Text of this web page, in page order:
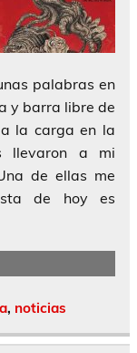
palabras en
y barra libre de
la carga en la
llevaron a mi
de ellas me
de hoy es
, noticias